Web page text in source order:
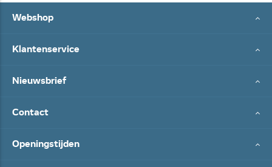
Webshop
Klantenservice
Nieuwsbrief
Contact
Openingstijden